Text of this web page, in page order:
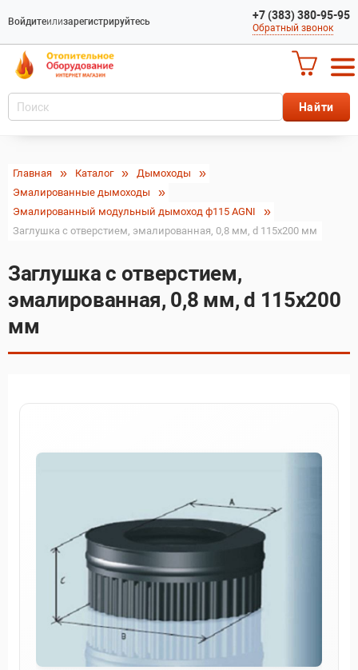
Войдитеилизарегистрируйтесь +7 (383) 380-95-95
Обратный звонок
Главная Каталог
Дымоходы
Эмалированные дымоходы
Эмалированный модульный дымоход ф115 AGNI
Заглушка с отверстием, эмалированная, 0,8 мм, d 115х200 мм
Заглушка с отверстием,
эмалированная, 0,8 мм, d 115х200
мм